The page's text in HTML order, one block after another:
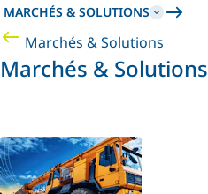
MARCHÉS & SOLUTIONS
Marchés & Solutions
Marchés & Solutions